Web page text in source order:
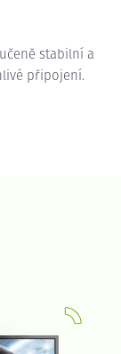
stabilní a
připojení.